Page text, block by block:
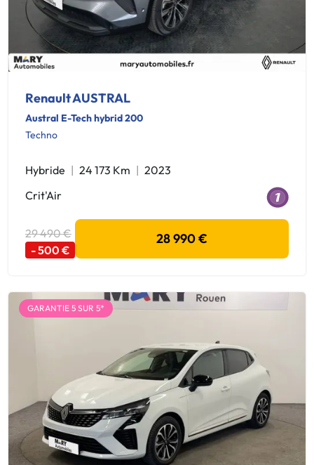
Renault AUSTRAL
Austral E-Tech hybrid 200
Techno
Hybride 24 173 Km
2023
Crit'Air
29 490 €
- 500 €
28 990 €
GARANTIE 5 SUR 5*